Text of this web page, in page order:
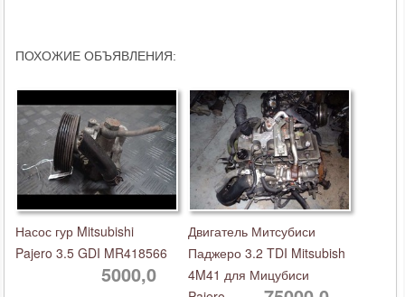
ПОХОЖИЕ ОБЪЯВЛЕНИЯ:
Насос гур Mitsubishi
Pajero 3.5 GDI MR418566
5000,0
Двигатель Митсубиси
Паджеро 3.2 TDI Mitsubish
4M41 для Мицубиси